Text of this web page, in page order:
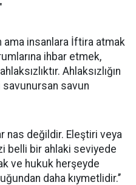
ama insanlara İftira atmak
ihbar etmek,
Ahlaksızlığın
savun
nas değildir. Eleştiri veya
belli bir ahlaki seviyede
ve hukuk herşeyde
daha kıymetlidir.’’